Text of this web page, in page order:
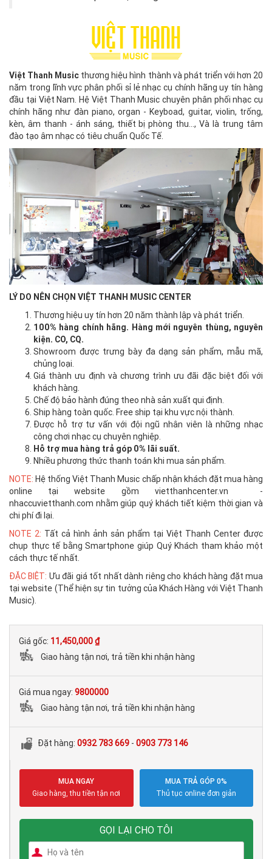
Việt Thanh Music thương hiệu hình thành và phát triển với hơn 20
năm trong lĩnh vực phân phối sỉ lẻ nhạc cụ chính hãng uy tín hàng
đầu tại Việt Nam. Hệ Việt Thanh Music chuyên phân phối nhạc cụ
chính hãng như đàn piano, organ - Keyboad, guitar, violin, trống,
kèn, âm thanh - ánh sáng, thiết bị phòng thu..., Và là trung tâm
đào tạo âm nhạc có tiêu chuẩn Quốc Tế.
LÝ DO NÊN CHỌN VIỆT THANH MUSIC CENTER
Thương hiệu uy tín hơn 20 năm thành lập và phát triển.
100% hàng chính hãng. Hàng mới nguyên thùng, nguyên
kiện. CO, CQ.
Showroom được trưng bày đa dạng sản phẩm, mẫu mã,
chủng loại.
Giá thành ưu định và chương trình ưu đãi đặc biệt đối với
khách hàng.
Chế độ bảo hành đúng theo nhà sản xuất qui định.
Ship hàng toàn quốc. Free ship tại khu vực nội thành.
Được hỗ trợ tư vấn với đội ngũ nhân viên là những nhạc
công chơi nhạc cụ chuyên nghiệp.
Hỗ trợ mua hàng trả góp 0% lãi suất.
Nhiều phương thức thanh toán khi mua sản phẩm.
NOTE: Hệ thống Việt Thanh Music chấp nhận khách đặt mua hàng
online tại website gồm vietthanhcenter.vn -
nhaccuvietthanh.com nhằm giúp quý khách tiết kiệm thời gian và
chi phí đi lại.
NOTE 2: Tất cả hình ảnh sản phẩm tại Việt Thanh Center được
chụp thực tế bằng Smartphone giúp Quý Khách tham khảo một
cách thực tế nhất.
ĐẶC BIỆT: Ưu đãi giá tốt nhất dành riêng cho khách hàng đặt mua
tại website (Thể hiện sự tin tưởng của Khách Hàng với Việt Thanh
Music).
Giá gốc: 11,450,000 ₫
Giao hàng tận nơi, trả tiền khi nhận hàng
Giá mua ngay: 9800000
Giao hàng tận nơi, trả tiền khi nhận hàng
Đặt hàng: 0932 783 669 - 0903 773 146
MUA NGAY
Giao hàng, thu tiền tận nơi
MUA TRẢ GÓP 0%
Thủ tục online đơn giản
GỌI LẠI CHO TÔI